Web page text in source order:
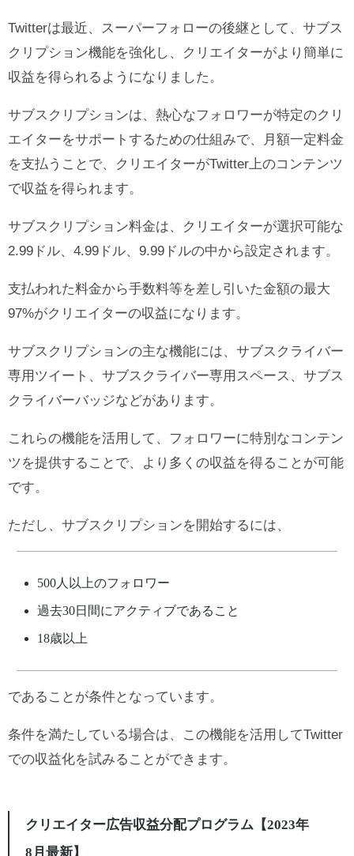
Twitterは最近、スーパーフォローの後継として、サブス
クリプション機能を強化し、クリエイターがより簡単に
収益を得られるようになりました。
サブスクリプションは、熱心なフォロワーが特定のクリ
エイターをサポートするための仕組みで、月額一定料金
を支払うことで、クリエイターがTwitter上のコンテンツ
で収益を得られます。
サブスクリプション料金は、クリエイターが選択可能な
2.99ドル、4.99ドル、9.99ドルの中から設定されます。
支払われた料金から手数料等を差し引いた金額の最大
97%がクリエイターの収益になります。
サブスクリプションの主な機能には、サブスクライバー
専用ツイート、サブスクライバー専用スペース、サブス
クライバーバッジなどがあります。
これらの機能を活用して、フォロワーに特別なコンテン
ツを提供することで、より多くの収益を得ることが可能
です。
ただし、サブスクリプションを開始するには、
500人以上のフォロワー
過去30日間にアクティブであること
18歳以上
であることが条件となっています。
条件を満たしている場合は、この機能を活用してTwitter
での収益化を試みることができます。
クリエイター広告収益分配プログラム【2023年
8月最新】